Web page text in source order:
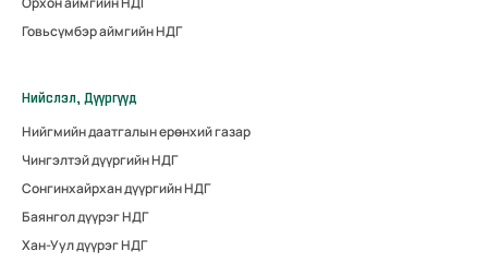
Говьсүмбэр аймгийн НДГ
Нийслэл, Дүүргүүд
Нийгмийн даатгалын ерөнхий газар
Чингэлтэй дүүргийн НДГ
Сонгинхайрхан дүүргийн НДГ
Баянгол дүүрэг НДГ
Хан-Уул дүүрэг НДГ